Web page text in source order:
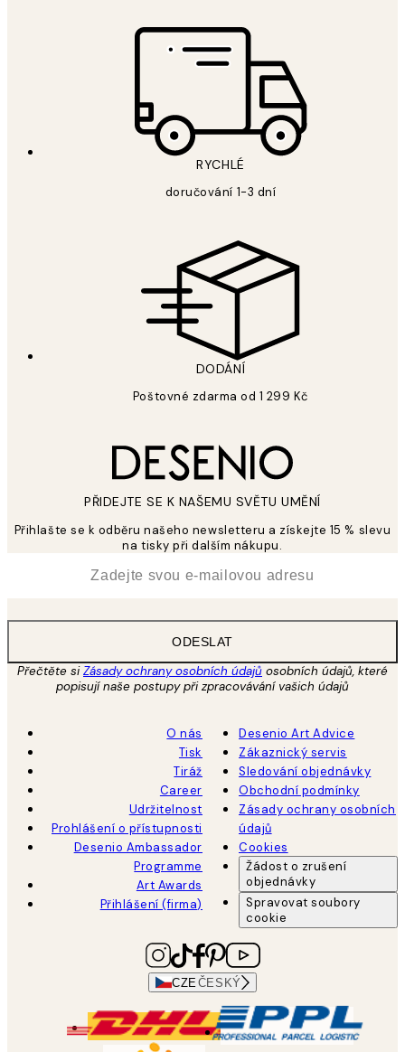
RYCHLÉ
doručování 1-3 dní
DODÁNÍ
Poštovné zdarma od 1 299 Kč
PŘIDEJTE SE K NAŠEMU SVĚTU UMĚNÍ
Přihlašte se k odběru našeho newsletteru a získejte 15 % slevu
na tisky při dalším nákupu.
ODESLAT
Přečtěte siZásady ochrany osobních údajů osobních údajů, které
popisují naše postupy při zpracovávání vašich údajů
O nás
Tisk
Tiráž
Career
Udržitelnost
Prohlášení o přístupnosti
Desenio Ambassador
Programme
Art Awards
Přihlášení (firma)
Desenio Art Advice
Zákaznický servis
Sledování objednávky
Obchodní podmínky
Zásady ochrany osobních
údajů
Cookies
Žádost o zrušení
objednávky
Spravovat soubory
cookie
CZE ČESKÝ